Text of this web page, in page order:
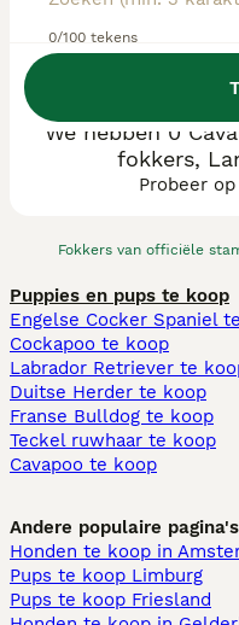
0/100 tekens
Fokkers van officiële
We hebben 0
fokkers,
Probeer
Puppies en pups te koop
Engelse Cocker Spaniel
Cockapoo te koop
Labrador Retriever te
Duitse Herder te koop
Franse Bulldog te koop
Teckel ruwhaar te koop
Cavapoo te koop
Andere populaire pagina's
Honden te koop in
Pups te koop Limburg​
Pups te koop Friesland​